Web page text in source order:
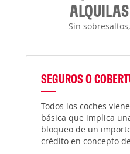
Sin
SEGUROS O
Todos los coches
básica que implica
bloqueo de un
crédito en concepto